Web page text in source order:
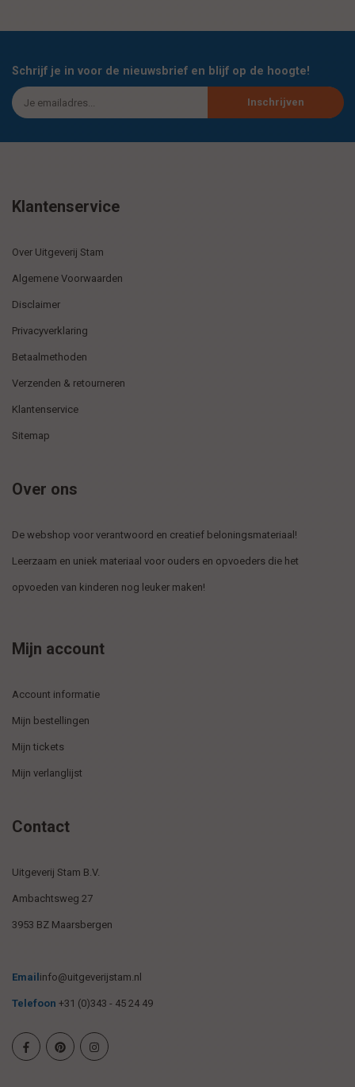
Schrijf je in voor de nieuwsbrief en blijf op de hoogte!
Inschrijven
Klantenservice
Over Uitgeverij Stam
Algemene Voorwaarden
Disclaimer
Privacyverklaring
Betaalmethoden
Verzenden & retourneren
Klantenservice
Sitemap
Over ons
De webshop voor verantwoord en creatief beloningsmateriaal!
Leerzaam en uniek materiaal voor ouders en opvoeders die het
opvoeden van kinderen nog leuker maken!
Mijn account
Account informatie
Mijn bestellingen
Mijn tickets
Mijn verlanglijst
Contact
Uitgeverij Stam B.V.
Ambachtsweg 27
3953 BZ Maarsbergen
Email info@uitgeverijstam.nl
Telefoon +31 (0)343 - 45 24 49